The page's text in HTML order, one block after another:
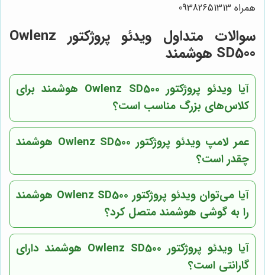
همراه 09382651313
سوالات متداول ویدئو پروژکتور Owlenz
SD500 هوشمند
آیا ویدئو پروژکتور Owlenz SD500 هوشمند برای
کلاس‌های بزرگ مناسب است؟
عمر لامپ ویدئو پروژکتور Owlenz SD500 هوشمند
چقدر است؟
آیا می‌توان ویدئو پروژکتور Owlenz SD500 هوشمند
را به گوشی هوشمند متصل کرد؟
آیا ویدئو پروژکتور Owlenz SD500 هوشمند دارای
گارانتی است؟